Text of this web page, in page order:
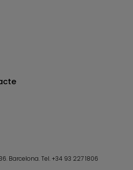
Barcelona.Tel.+34 93 227 1806